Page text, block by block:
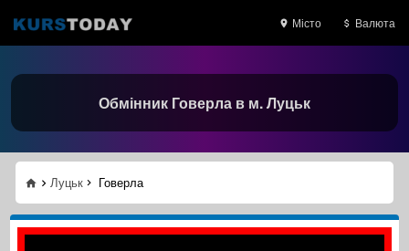
Місто Валюта
Обмінник Говерла в м. Луцьк
Луцьк Говерла